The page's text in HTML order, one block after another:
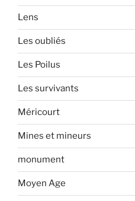
Lens
Les oubliés
Les Poilus
Les survivants
Méricourt
Mines et mineurs
monument
Moyen Age